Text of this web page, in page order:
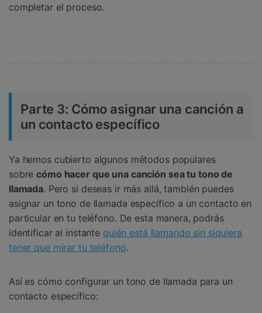
completar el proceso.
Parte 3: Cómo asignar una canción a
un contacto específico
Ya hemos cubierto algunos métodos populares
sobre cómo hacer que una canción sea tu tono de
llamada. Pero si deseas ir más allá, también puedes
asignar un tono de llamada específico a un contacto en
particular en tu teléfono. De esta manera, podrás
identificar al instante quién está llamando sin siquiera
tener que mirar tu teléfono.
Así es cómo configurar un tono de llamada para un
contacto específico: